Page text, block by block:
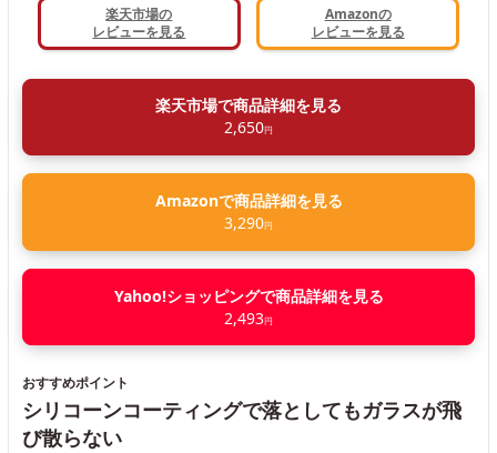
楽天市場の
レビューを見る
Amazonの
レビューを見る
楽天市場で商品詳細を見る
2,650円
Amazonで商品詳細を見る
3,290円
Yahoo!ショッピングで商品詳細を見る
2,493円
おすすめポイント
シリコーンコーティングで落としてもガラスが飛
び散らない